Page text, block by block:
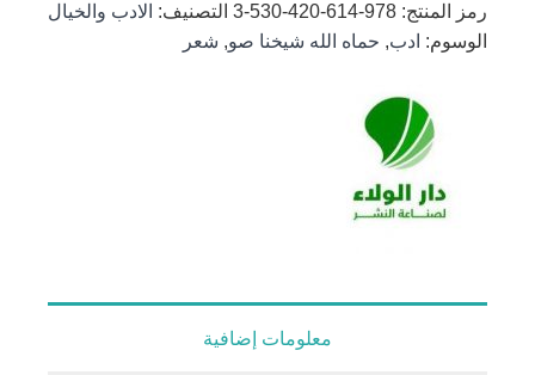
لباوباب
رمز المنتج: 978-614-420-530-3 التصنيف: الادب والخيال
الوسوم: ادب, حماه الله شيخنا صو, شعر
معلومات إضافية